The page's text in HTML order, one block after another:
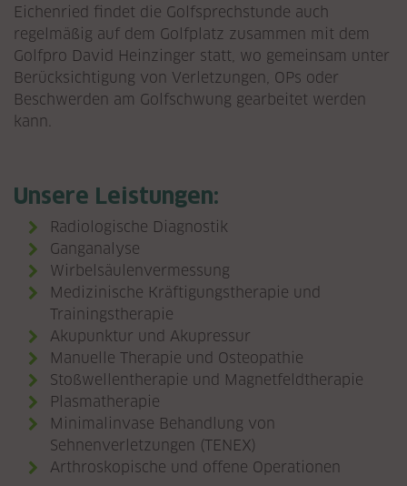
Eichenried findet die Golfsprechstunde auch
regelmäßig auf dem Golfplatz zusammen mit dem
Golfpro David Heinzinger statt, wo gemeinsam unter
Berücksichtigung von Verletzungen, OPs oder
Beschwerden am Golfschwung gearbeitet werden
kann.
Unsere Leistungen:
Radiologische Diagnostik
Ganganalyse
Wirbelsäulenvermessung
Medizinische Kräftigungstherapie und
Trainingstherapie
Akupunktur und Akupressur
Manuelle Therapie und Osteopathie
Stoßwellentherapie und Magnetfeldtherapie
Plasmatherapie
Minimalinvase Behandlung von
Sehnenverletzungen (TENEX)
Arthroskopische und offene Operationen